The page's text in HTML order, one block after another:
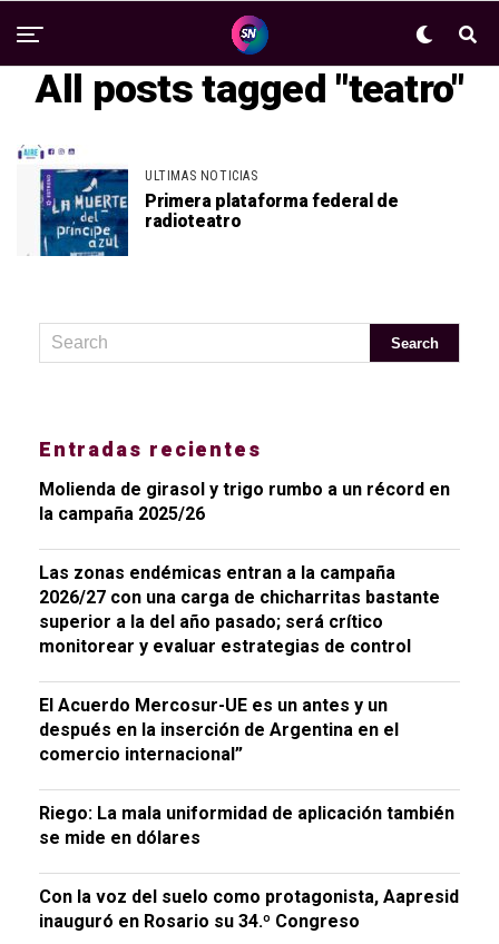
All posts tagged "teatro"
ULTIMAS NOTICIAS
Primera plataforma federal de
radioteatro
Entradas recientes
Molienda de girasol y trigo rumbo a un récord en
la campaña 2025/26
Las zonas endémicas entran a la campaña
2026/27 con una carga de chicharritas bastante
superior a la del año pasado; será crítico
monitorear y evaluar estrategias de control
El Acuerdo Mercosur-UE es un antes y un
después en la inserción de Argentina en el
comercio internacional”
Riego: La mala uniformidad de aplicación también
se mide en dólares
Con la voz del suelo como protagonista, Aapresid
inauguró en Rosario su 34.º Congreso